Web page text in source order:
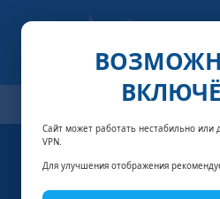
Сайт может работать нестабильно или
VPN.
Для улучшения отображения